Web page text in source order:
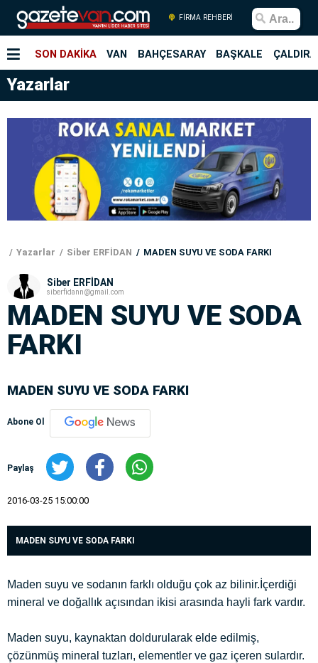
FİRMA REHBERİ
SON DAKİKA VAN BAHÇESARAY BAŞKALE
Yazarlar
Yazarlar Siber ERFİDAN MADEN SUYU VE SODA FARKI
Siber ERFİDAN
siberfidann@gmail.com
MADEN SUYU VE SODA
FARKI
MADEN SUYU VE SODA FARKI
Abone Ol
Paylaş
2016-03-25 15:00:00
MADEN SUYU VE SODA FARKI
Maden suyu ve sodanın farklı olduğu çok az bilinir.İçerdiği
mineral ve doğallık açısından ikisi arasında hayli fark vardır.
Maden suyu, kaynaktan doldurularak elde edilmiş,
çözünmüş mineral tuzları, elementler ve gaz içeren sulardır.